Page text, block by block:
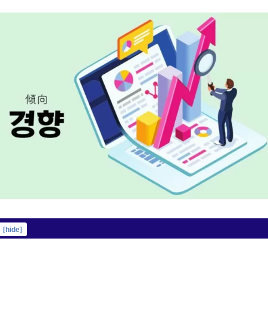
[hide]